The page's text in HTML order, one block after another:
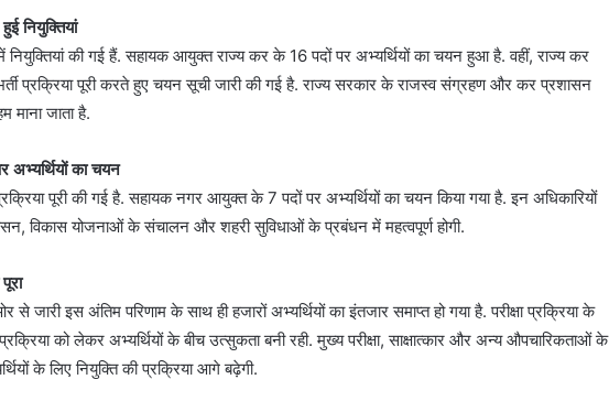
नियुक्तियां
नियुक्तियां की गई हैं. सहायक आयुक्त राज्य कर के 16 पदों पर अभ्यर्थियों का चयन हुआ है. वहीं, राज्य कर
प्रक्रिया पूरी करते हुए चयन सूची जारी की गई है. राज्य सरकार के राजस्व संग्रहण और कर प्रशासन
माना जाता है.
का चयन
पूरी की गई है. सहायक नगर आयुक्त के 7 पदों पर अभ्यर्थियों का चयन किया गया है. इन अधिकारियों
विकास योजनाओं के संचालन और शहरी सुविधाओं के प्रबंधन में महत्वपूर्ण होगी.
जारी इस अंतिम परिणाम के साथ ही हजारों अभ्यर्थियों का इंतजार समाप्त हो गया है. परीक्षा प्रक्रिया के
को लेकर अभ्यर्थियों के बीच उत्सुकता बनी रही. मुख्य परीक्षा, साक्षात्कार और अन्य औपचारिकताओं के
के लिए नियुक्ति की प्रक्रिया आगे बढ़ेगी.